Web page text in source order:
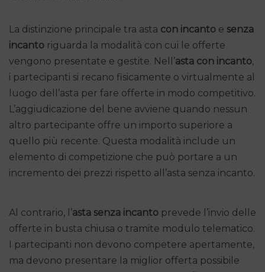
La distinzione principale tra asta con incanto e senza
incanto riguarda la modalità con cui le offerte
vengono presentate e gestite. Nell’asta con incanto,
i partecipanti si recano fisicamente o virtualmente al
luogo dell’asta per fare offerte in modo competitivo.
L’aggiudicazione del bene avviene quando nessun
altro partecipante offre un importo superiore a
quello più recente. Questa modalità include un
elemento di competizione che può portare a un
incremento dei prezzi rispetto all’asta senza incanto.
Al contrario, l’asta senza incanto prevede l’invio delle
offerte in busta chiusa o tramite modulo telematico.
I partecipanti non devono competere apertamente,
ma devono presentare la miglior offerta possibile